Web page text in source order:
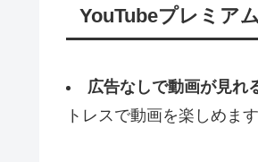
YouTubeプレミア
広告なしで動画が見れ
トレスで動画を楽しめます